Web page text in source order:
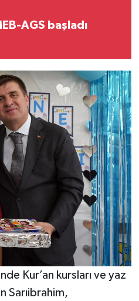
AGS başladı
Kur’an kursları ve yaz
Sarıibrahim,